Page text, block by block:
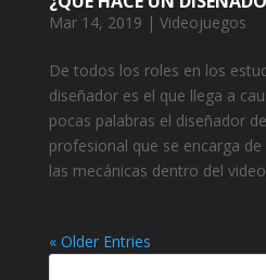
Mar 14, 2019 | Videojuegos
De todos los roles en los
diseñador es el que llega a
pocas palabras el diseñador
profesional que se encarga
las mecánicas dentro del
« Older Entries